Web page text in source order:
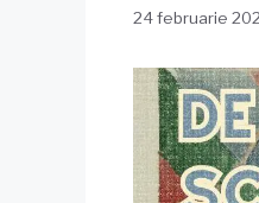
24 februarie